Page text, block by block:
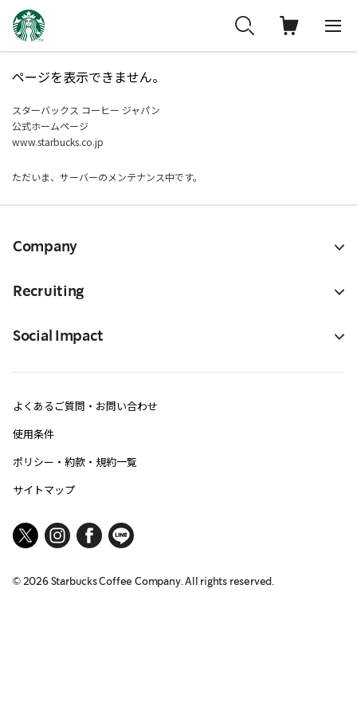
ページを表示できません。
スターバックス コーヒー ジャパン
公式ホームページ
www.starbucks.co.jp
ただいま、サーバーのメンテナンス中です。
Company
Recruiting
Social Impact
よくあるご質問・お問い合わせ
使用条件
ポリシー・約款・規約一覧
サイトマップ
© 2026Starbucks Coffee Company. All rights reserved.